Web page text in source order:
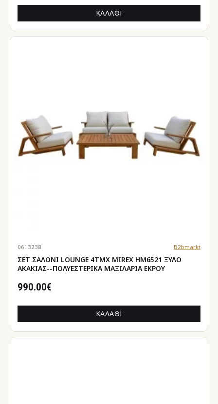
ΚΑΛΆΘΙ
0613238 B2bmarkt
ΣΕΤ ΣΑΛΟΝΙ LOUNGE 4ΤΜΧ MIREX HM6521 ΞΥΛΟ
ΑΚΑΚΙΑΣ--ΠΟΛΥΕΣΤΕΡΙΚΑ ΜΑΞΙΛΑΡΙΑ ΕΚΡΟΥ
990.00€
ΚΑΛΆΘΙ